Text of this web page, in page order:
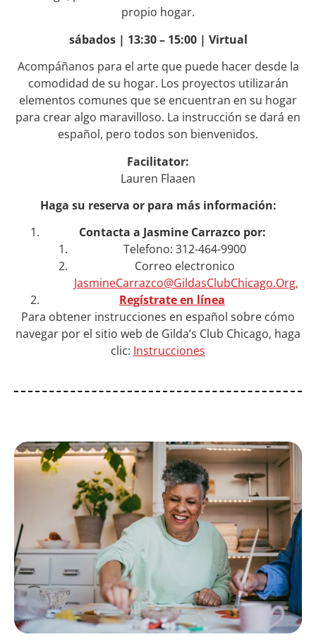
propio hogar.
sábados | 13:30 – 15:00 | Virtual
Acompáñanos para el arte que puede hacer desde la
comodidad de su hogar. Los proyectos utilizarán
elementos comunes que se encuentran en su hogar
para crear algo maravilloso. La instrucción se dará en
español, pero todos son bienvenidos.
Facilitator:
Lauren Flaaen
Haga su reserva or para más información:
Contacta a Jasmine Carrazco por:
Telefono: 312-464-9900
Correo electronico
JasmineCarrazco@GildasClubChicago.Org,
Regístrate en línea
Para obtener instrucciones en español sobre cómo
navegar por el sitio web de Gilda’s Club Chicago, haga
clic: Instrucciones